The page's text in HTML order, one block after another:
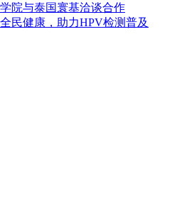
院与泰国寰基洽谈合作
民健康，助力HPV检测普及